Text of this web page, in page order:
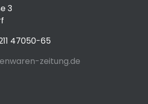
3
47050-65
zeitung.de